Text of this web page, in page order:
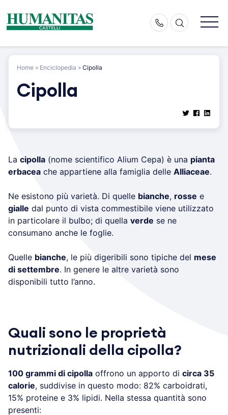
content
Home » Enciclopedia » Cipolla
Cipolla
La cipolla (nome scientifico Alium Cepa) è una pianta
erbacea che appartiene alla famiglia delle Alliaceae.
Ne esistono più varietà. Di quelle bianche, rosse e
gialle dal punto di vista commestibile viene utilizzato
in particolare il bulbo; di quella verde se ne
consumano anche le foglie.
Quelle bianche, le più digeribili sono tipiche del mese
di settembre. In genere le altre varietà sono
disponibili tutto l’anno.
Quali sono le proprietà
nutrizionali della cipolla?
100 grammi di cipolla offrono un apporto di circa 35
calorie, suddivise in questo modo: 82% carboidrati,
15% proteine e 3% lipidi. Nella stessa quantità sono
presenti: